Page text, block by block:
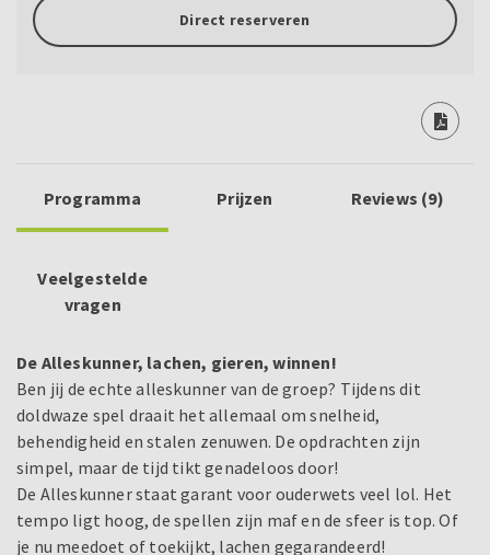
Direct reserveren
Programma Prijzen Reviews (9)
Veelgestelde
vragen
De Alleskunner, lachen, gieren, winnen!
Ben jij de echte alleskunner van de groep? Tijdens dit
doldwaze spel draait het allemaal om snelheid,
behendigheid en stalen zenuwen. De opdrachten zijn
simpel, maar de tijd tikt genadeloos door!
De Alleskunner staat garant voor ouderwets veel lol. Het
tempo ligt hoog, de spellen zijn maf en de sfeer is top. Of
je nu meedoet of toekijkt, lachen gegarandeerd!